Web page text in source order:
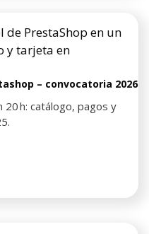
– convocatoria 2026
20 h: catálogo, pagos y